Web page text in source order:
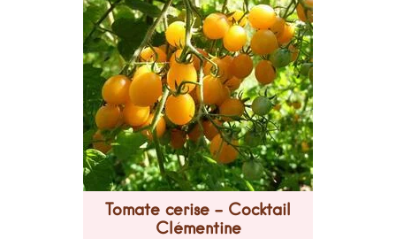
Tomate cerise - Cocktail
Clémentine